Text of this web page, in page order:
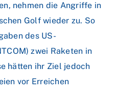
nehmen die Angriffe in
Golf wieder zu. So
des US-
zwei Raketen in
hätten ihr Ziel jedoch
vor Erreichen